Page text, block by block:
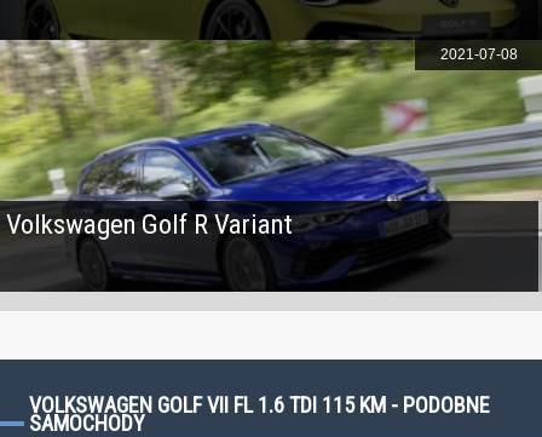
Volkswagen Golf R Variant
2021-07-08
VOLKSWAGEN GOLF VII FL 1.6 TDI 115 KM - PODOBNE
SAMOCHODY